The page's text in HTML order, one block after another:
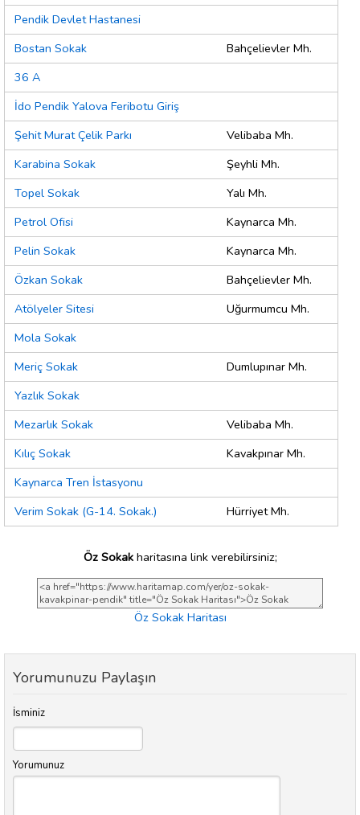
Pendik Devlet Hastanesi
Bostan Sokak
Bahçelievler Mh.
36 A
İdo Pendik Yalova Feribotu Giriş
Şehit Murat Çelik Parkı
Velibaba Mh.
Karabina Sokak
Şeyhli Mh.
Topel Sokak
Yalı Mh.
Petrol Ofisi
Kaynarca Mh.
Pelin Sokak
Kaynarca Mh.
Özkan Sokak
Bahçelievler Mh.
Atölyeler Sitesi
Uğurmumcu Mh.
Mola Sokak
Meriç Sokak
Dumlupınar Mh.
Yazlık Sokak
Mezarlık Sokak
Velibaba Mh.
Kılıç Sokak
Kavakpınar Mh.
Kaynarca Tren İstasyonu
Verim Sokak (G-14. Sokak.)
Hürriyet Mh.
Öz Sokakharitasına link verebilirsiniz;
Öz Sokak Haritası
Yorumunuzu Paylaşın
İsminiz
Yorumunuz